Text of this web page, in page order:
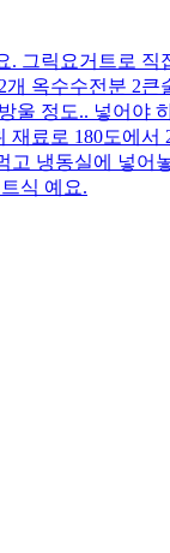
. 그릭요거트로 직
개 옥수수전분 2큰
울 정도.. 넣어야
재료로 180도에서
고 냉동실에 넣어
식 예요.